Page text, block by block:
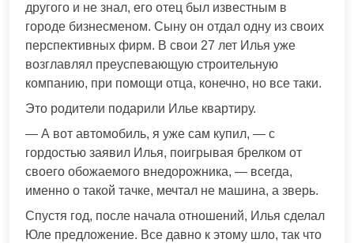
другого и не знал, его отец был известным в
городе бизнесменом. Сыну он отдал одну из своих
перспективных фирм. В свои 27 лет Илья уже
возглавлял преуспевающую строительную
компанию, при помощи отца, конечно, но все таки.
Это родители подарили Илье квартиру.
— А вот автомобиль, я уже сам купил, — с
гордостью заявил Илья, поигрывая брелком от
своего обожаемого внедорожника, — всегда,
именно о такой тачке, мечтал не машина, а зверь.
Спустя год, после начала отношений, Илья сделал
Юле предложение. Все давно к этому шло, так что